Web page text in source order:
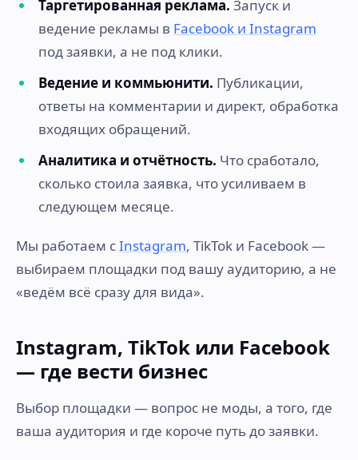
Таргетированная реклама. Запуск и
ведение рекламы в Facebook и Instagram
под заявки, а не под клики.
Ведение и коммьюнити. Публикации,
ответы на комментарии и директ, обработка
входящих обращений.
Аналитика и отчётность. Что сработало,
сколько стоила заявка, что усиливаем в
следующем месяце.
Мы работаем сInstagram, TikTok и Facebook —
выбираем площадки под вашу аудиторию, а не
«ведём всё сразу для вида».
Instagram, TikTok или Facebook
— где вести бизнес
Выбор площадки — вопрос не моды, а того, где
ваша аудитория и где короче путь до заявки.